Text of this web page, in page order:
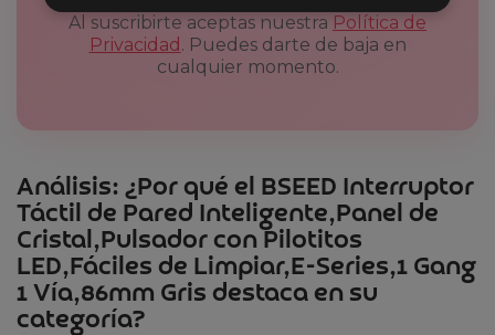
Al suscribirte aceptas nuestra Política de
Privacidad . Puedes darte de baja en
cualquier momento.
Análisis: ¿Por qué el BSEED Interruptor
Táctil de Pared Inteligente,Panel de
Cristal,Pulsador con Pilotitos
LED,Fáciles de Limpiar,E-Series,1 Gang
1 Vía,86mm Gris destaca en su
categoría?